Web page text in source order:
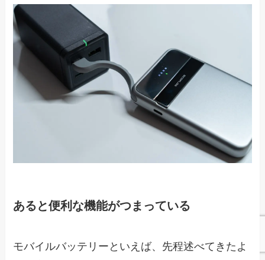
あると便利な機能がつまっている
モバイルバッテリーといえば、先程述べてきたよ